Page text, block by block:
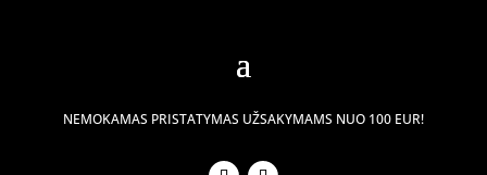
NEMOKAMAS PRISTATYMAS UŽSAKYMAMS NUO 100 EUR!